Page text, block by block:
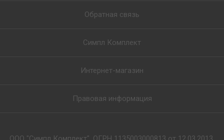
Обратная связь
Симпл Комплект
Интернет-магазин
Правовая информация